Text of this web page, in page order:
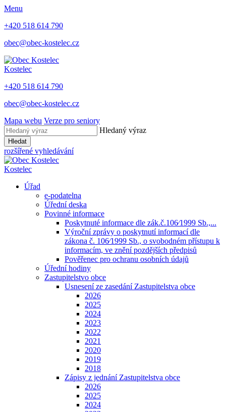
Menu
+420 518 614 790
obec@obec-kostelec.cz
Kostelec
+420 518 614 790
obec@obec-kostelec.cz
Mapa webu Verze pro seniory
Hledaný výraz
Hledat
rozšířené vyhledávání
Kostelec
Úřad
e-podatelna
Úřední deska
Povinné informace
Poskytnuté informace dle zák.č.106⁄1999 Sb.,...
Výroční zprávy o poskytnutí informací dle
zákona č. 106⁄1999 Sb., o svobodném přístupu k
informacím, ve znění pozdějších předpisů
Pověřenec pro ochranu osobních údajů
Úřední hodiny
Zastupitelstvo obce
Usnesení ze zasedání Zastupitelstva obce
2026
2025
2024
2023
2022
2021
2020
2019
2018
Zápisy z jednání Zastupitelstva obce
2026
2025
2024